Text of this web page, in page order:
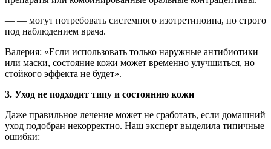
— — могут потребовать системного изотретиноина, но строго
под наблюдением врача.
Валерия: «Если использовать только наружные антибиотики
или маски, состояние кожи может временно улучшиться, но
стойкого эффекта не будет».
3. Уход не подходит типу и состоянию кожи
Даже правильное лечение может не сработать, если домашний
уход подобран некорректно. Наш эксперт выделила типичные
ошибки: